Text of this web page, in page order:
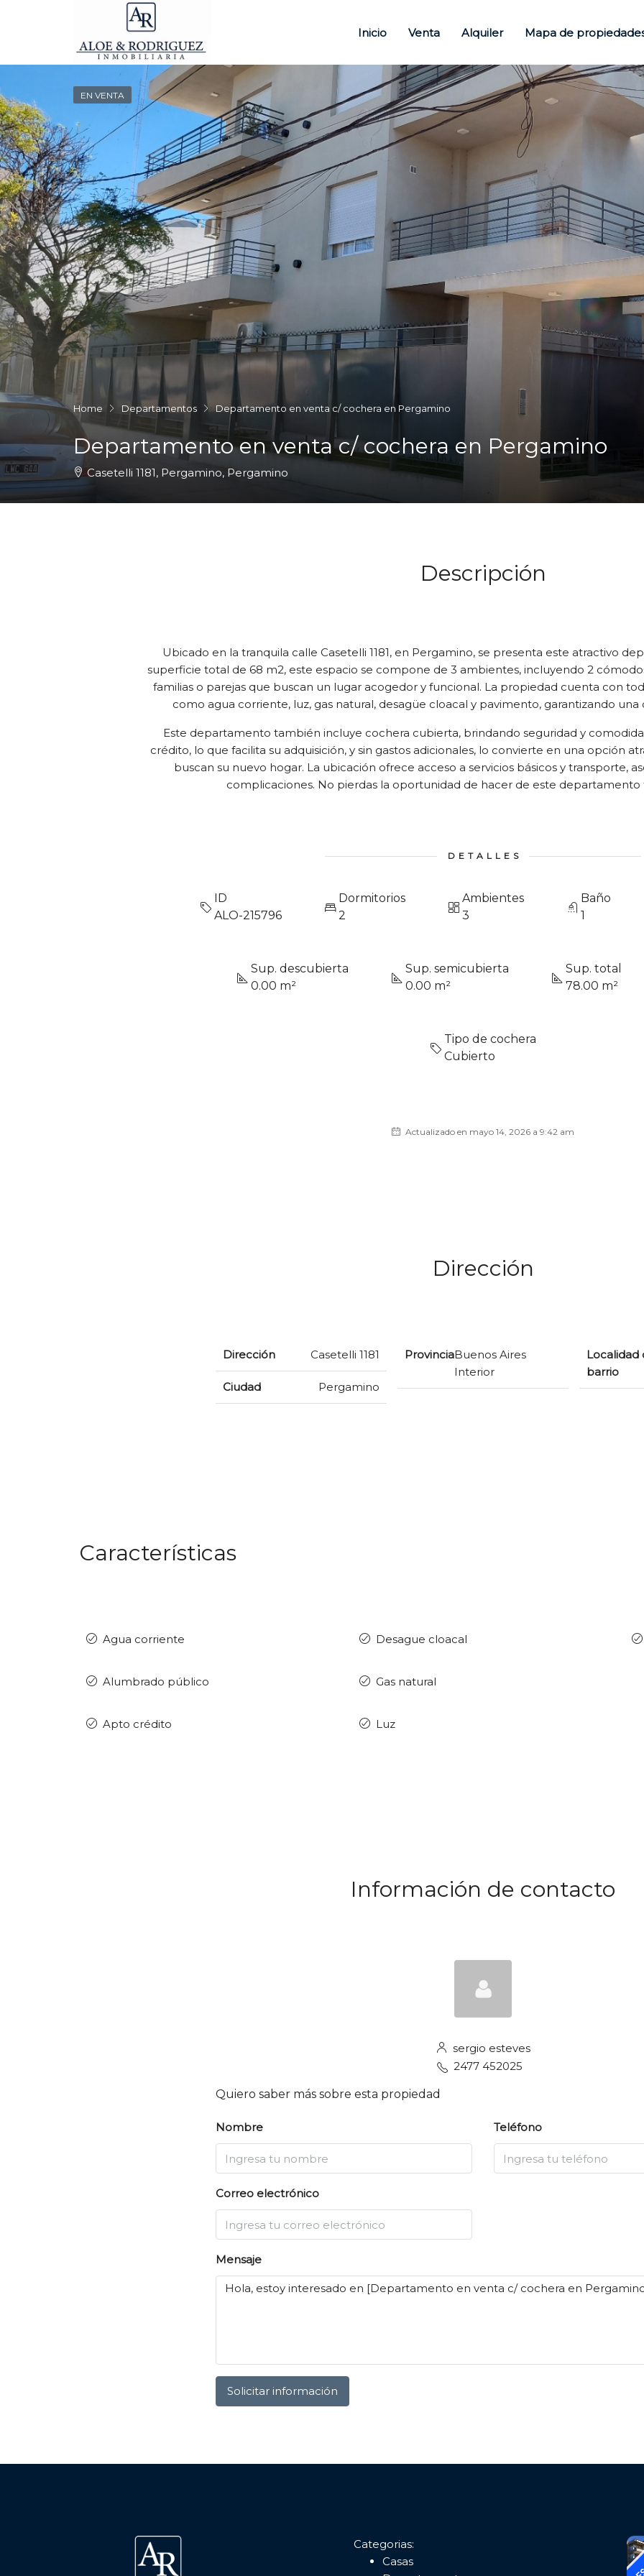
Inicio Venta Alquiler Mapa de
EN VENTA
Home Departamentos Departamento en venta c/ cochera en Pergamino
Departamento en venta c/ cochera en Pergamino
Casetelli 1181, Pergamino, Pergamino
Descripción
Ubicado en la tranquila calle Casetelli 1181, en Pergamino, se presenta este atractivo
superficie total de 68 m2, este espacio se compone de 3 ambientes, incluyendo 2
familias o parejas que buscan un lugar acogedor y funcional. La propiedad cuenta con
como agua corriente, luz, gas natural, desagüe cloacal y pavimento, garantizando una
Este departamento también incluye cochera cubierta, brindando seguridad y
crédito, lo que facilita su adquisición, y sin gastos adicionales, lo convierte en una opción
buscan su nuevo hogar. La ubicación ofrece acceso a servicios básicos y transporte,
complicaciones. No pierdas la oportunidad de hacer de este departamento
DETALLES
ID
ALO-215796
Dormitorios
2
Ambientes
3
Baño
1
Sup. descubierta
0.00 m²
Sup. semicubierta
0.00 m²
Sup. total
78.00 m²
Tipo de cochera
Cubierto
Actualizado en mayo 14, 2026 a 9:42 am
Dirección
Dirección Casetelli 1181
Ciudad Pergamino
ProvinciaBuenos Aires
Interior
Localidad
barrio
Características
Agua corriente
Alumbrado público
Apto crédito
Desague cloacal
Gas natural
Luz
Información de contacto
sergio esteves
2477 452025
Quiero saber más sobre esta propiedad
Nombre Teléfono
Correo electrónico
Mensaje
Solicitar información
Categorias:
Casas